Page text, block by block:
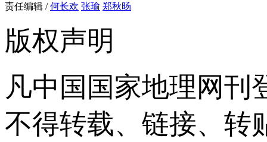
责任编辑 /何长欢 张瑜 郑秋旸
版权声明
凡中国国家地理网刊
不得转载、链接、转